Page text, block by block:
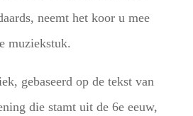
neemt het koor u mee
muziekstuk.
gebaseerd op de tekst van
die stamt uit de 6e eeuw,